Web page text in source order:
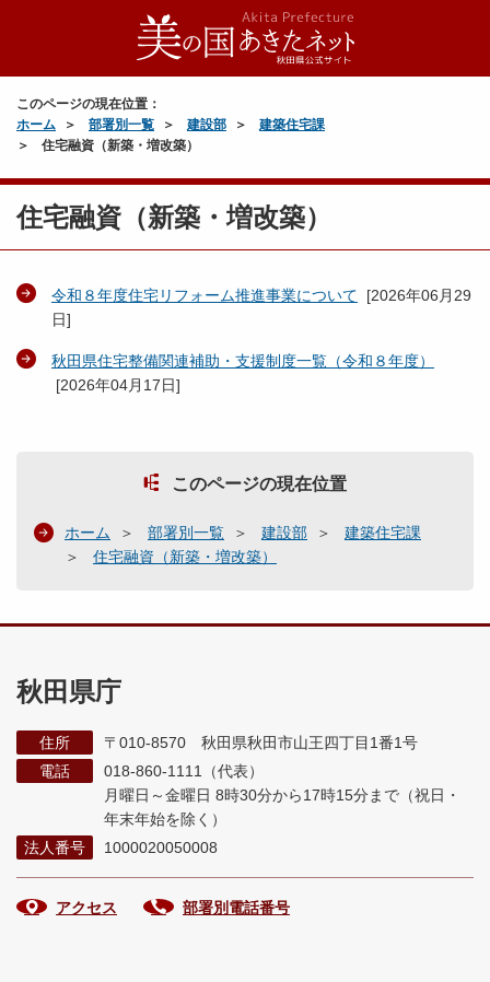
このページの現在位置：
ホーム
部署別一覧 建設部
建築住宅課
住宅融資（新築・増改築）
住宅融資（新築・増改築）
令和８年度住宅リフォーム推進事業について [2026年06月29
日]
秋田県住宅整備関連補助・支援制度一覧（令和８年度）
[2026年04月17日]
このページの現在位置
ホーム 部署別一覧 建設部
建築住宅課
住宅融資（新築・増改築）
秋田県庁
住所
〒010-8570 秋田県秋田市山王四丁目1番1号
電話
018-860-1111（代表）
月曜日～金曜日 8時30分から17時15分まで （祝日・
年末年始を除く）
法人番号
1000020050008
アクセス 部署別電話番号